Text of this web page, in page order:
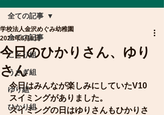
全ての記事
ことり組
うさぎ組
ゆり組
ひかり組
全ての記事
今日のひかりさん、ゆり
さん
学校法人金沢めぐみ幼稚園
2023年6月6日
今日はみんなが楽しみにしていたV10
スイミングがありました。
スイミングの日はゆりさんもひかりさ